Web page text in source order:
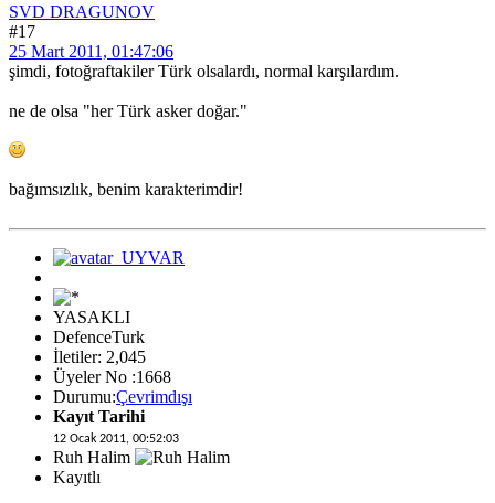
SVD DRAGUNOV
#17
25 Mart 2011, 01:47:06
şimdi, fotoğraftakiler Türk olsalardı, normal karşılardım.
ne de olsa "her Türk asker doğar."
bağımsızlık, benim karakterimdir!
YASAKLI
DefenceTurk
İletiler: 2,045
Üyeler No :1668
Durumu:Çevrimdışı
Kayıt Tarihi
12 Ocak 2011, 00:52:03
Ruh Halim
Kayıtlı